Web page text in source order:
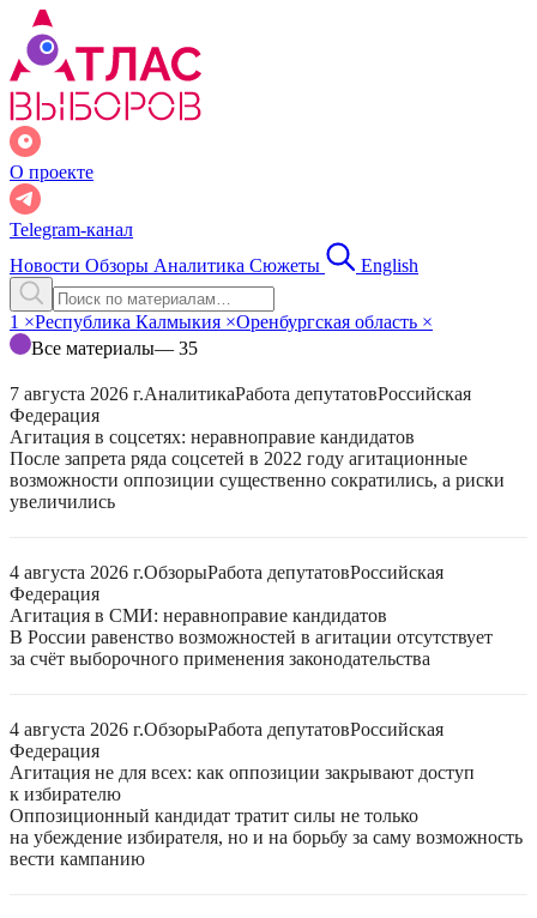
О проекте
Telegram-канал
Новости Обзоры Аналитика Сюжеты English
1 ×Республика Калмыкия ×Оренбургская область ×
Все материалы— 35
7 августа 2026 г.АналитикаРабота депутатовРоссийская
Федерация
Агитация в соцсетях: неравноправие кандидатов
После запрета ряда соцсетей в 2022 году агитационные
возможности оппозиции существенно сократились, а риски
увеличились
4 августа 2026 г.ОбзорыРабота депутатовРоссийская
Федерация
Агитация в СМИ: неравноправие кандидатов
В России равенство возможностей в агитации отсутствует
за счёт выборочного применения законодательства
4 августа 2026 г.ОбзорыРабота депутатовРоссийская
Федерация
Агитация не для всех: как оппозиции закрывают доступ
к избирателю
Оппозиционный кандидат тратит силы не только
на убеждение избирателя, но и на борьбу за саму возможность
вести кампанию